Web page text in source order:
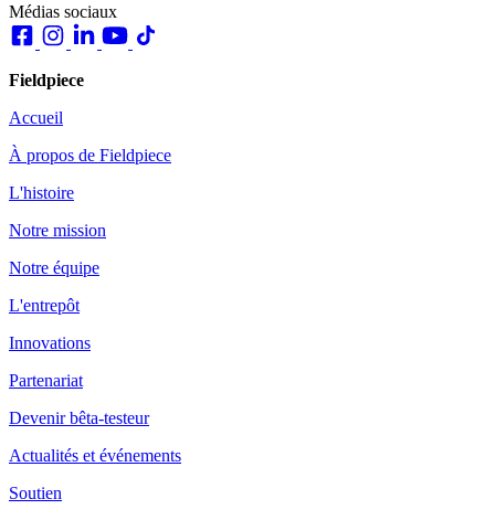
Médias sociaux
Fieldpiece
Accueil
À propos de Fieldpiece
L'histoire
Notre mission
Notre équipe
L'entrepôt
Innovations
Partenariat
Devenir bêta-testeur
Actualités et événements
Soutien